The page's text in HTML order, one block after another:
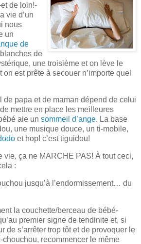
de loin!-
vie d’un
nous
un
de
de
une troisième et on lève le
on est prête à secouer n’importe quel
de papa et de maman dépend de celui
mettre en place les meilleures
aie un sommeil d’ange. La base
une musique douce, un ti-mobile,
et hop! c’est tiguidou!
vie, ça ne MARCHE PAS! À tout ceci,
:
jusqu’à l’endormissement… du
la couchette/berceau de bébé-
premier signe de tendinite et, si
de s’arrêter trop tôt et de provoquer le
chouchou, recommencer le même